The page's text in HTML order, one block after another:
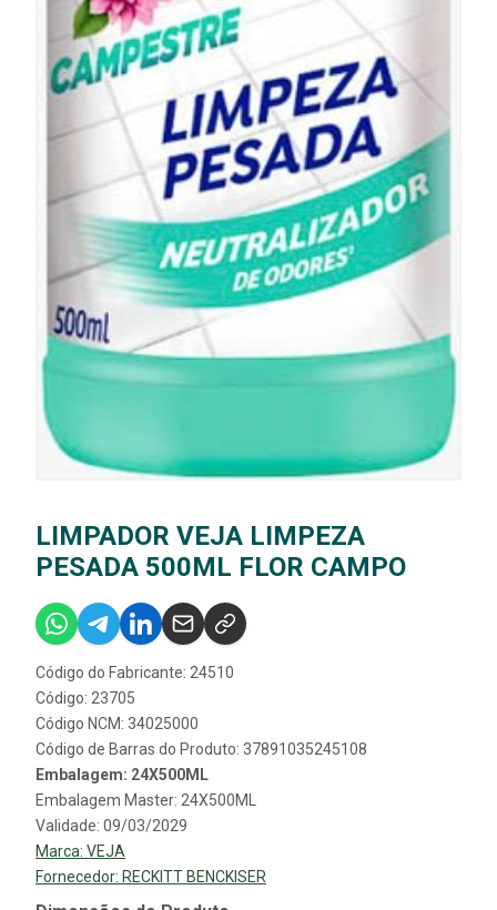
LIMPADOR VEJA LIMPEZA
PESADA 500ML FLOR CAMPO
Código do Fabricante: 24510
Código: 23705
Código NCM: 34025000
Código de Barras do Produto: 37891035245108
Embalagem: 24X500ML
Embalagem Master: 24X500ML
Validade: 09/03/2029
Marca: VEJA
Fornecedor: RECKITT BENCKISER